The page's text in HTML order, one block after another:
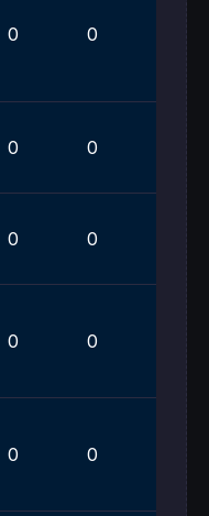
0 0
0 0
0 0
0 0
0 0